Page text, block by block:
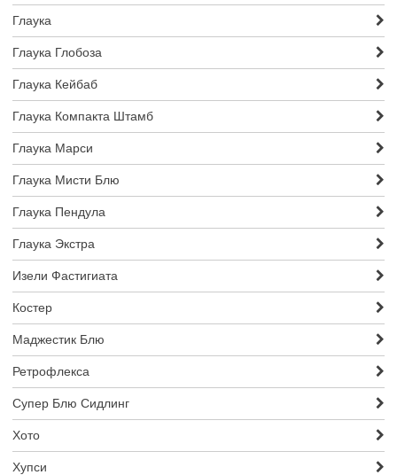
Глаука
Глаука Глобоза
Глаука Кейбаб
Глаука Компакта Штамб
Глаука Марси
Глаука Мисти Блю
Глаука Пендула
Глаука Экстра
Изели Фастигиата
Костер
Маджестик Блю
Ретрофлекса
Супер Блю Сидлинг
Хото
Хупси